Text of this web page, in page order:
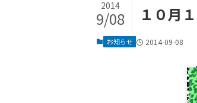
１０月
2014
9/08
お知らせ 2014-09-08